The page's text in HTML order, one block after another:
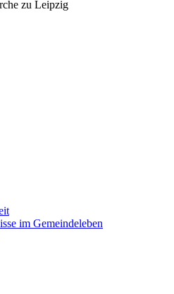
im Gemeindeleben